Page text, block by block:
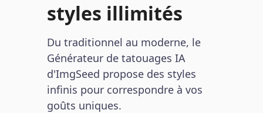
styles illimités
Du traditionnel au moderne, le
Générateur de tatouages IA
d'ImgSeed propose des styles
infinis pour correspondre à vos
goûts uniques.